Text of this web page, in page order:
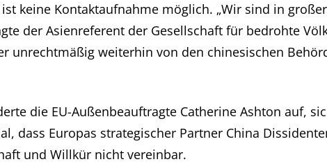
keine Kontaktaufnahme möglich. „Wir sind in
der Asienreferent der Gesellschaft für bedrohte
unrechtmäßig weiterhin von den chinesischen
die EU-Außenbeauftragte Catherine Ashton auf,
dass Europas strategischer Partner China
und Willkür nicht vereinbar.